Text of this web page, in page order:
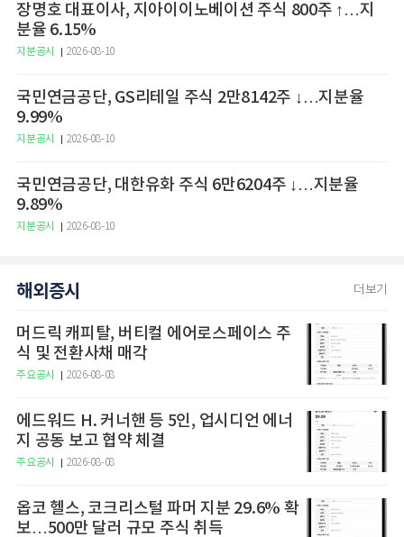
장명호 대표이사, 지아이이노베이션 주식 800주 ↑…지
분율 6.15%
지분공시 2026-08-10
국민연금공단, GS리테일 주식 2만8142주 ↓…지분율
9.99%
지분공시 2026-08-10
국민연금공단, 대한유화 주식 6만6204주 ↓…지분율
9.89%
지분공시 2026-08-10
해외증시 더보기
머드릭 캐피탈, 버티컬 에어로스페이스 주
식 및 전환사채 매각
주요공시 2026-08-08
에드워드 H. 커너핸 등 5인, 업시디언 에너
지 공동 보고 협약 체결
주요공시 2026-08-08
옵코 헬스, 코크리스털 파머 지분 29.6% 확
보…500만 달러 규모 주식 취득